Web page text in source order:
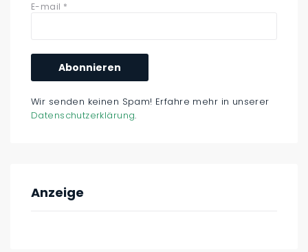
E-mail *
Wir senden keinen Spam! Erfahre mehr in unserer
Datenschutzerklärung.
Anzeige